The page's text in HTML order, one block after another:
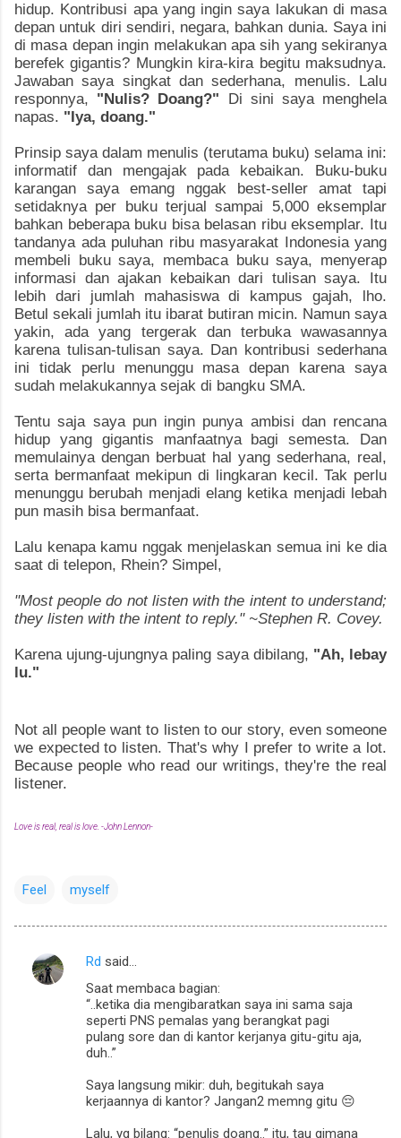
hidup. Kontribusi apa yang ingin saya lakukan di masa
depan untuk diri sendiri, negara, bahkan dunia. Saya ini
di masa depan ingin melakukan apa sih yang sekiranya
berefek gigantis? Mungkin kira-kira begitu maksudnya.
Jawaban saya singkat dan sederhana, menulis. Lalu
responnya, "Nulis? Doang?" Di sini saya menghela
napas. "Iya, doang."
Prinsip saya dalam menulis (terutama buku) selama ini:
informatif dan mengajak pada kebaikan. Buku-buku
karangan saya emang nggak best-seller amat tapi
setidaknya per buku terjual sampai 5,000 eksemplar
bahkan beberapa buku bisa belasan ribu eksemplar. Itu
tandanya ada puluhan ribu masyarakat Indonesia yang
membeli buku saya, membaca buku saya, menyerap
informasi dan ajakan kebaikan dari tulisan saya. Itu
lebih dari jumlah mahasiswa di kampus gajah, lho.
Betul sekali jumlah itu ibarat butiran micin. Namun saya
yakin, ada yang tergerak dan terbuka wawasannya
karena tulisan-tulisan saya. Dan kontribusi sederhana
ini tidak perlu menunggu masa depan karena saya
sudah melakukannya sejak di bangku SMA.
Tentu saja saya pun ingin punya ambisi dan rencana
hidup yang gigantis manfaatnya bagi semesta. Dan
memulainya dengan berbuat hal yang sederhana, real,
serta bermanfaat mekipun di lingkaran kecil. Tak perlu
menunggu berubah menjadi elang ketika menjadi lebah
pun masih bisa bermanfaat.
Lalu kenapa kamu nggak menjelaskan semua ini ke dia
saat di telepon, Rhein? Simpel,
"Most people do not listen with the intent to understand;
they listen with the intent to reply." ~Stephen R. Covey.
Karena ujung-ujungnya paling saya dibilang, "Ah, lebay
lu."
Not all people want to listen to our story, even someone
we expected to listen. That's why I prefer to write a lot.
Because people who read our writings, they're the real
listener.
Love is real, real is love. -John Lennon-
Feel myself
C
Rd said…
Saat membaca bagian:
“..ketika dia mengibaratkan saya ini sama saja
seperti PNS pemalas yang berangkat pagi
pulang sore dan di kantor kerjanya gitu-gitu aja,
duh..”
Saya langsung mikir: duh, begitukah saya
kerjaannya di kantor? Jangan2 memng gitu 😔
Lalu, yg bilang: “penulis doang..” itu, tau gimana